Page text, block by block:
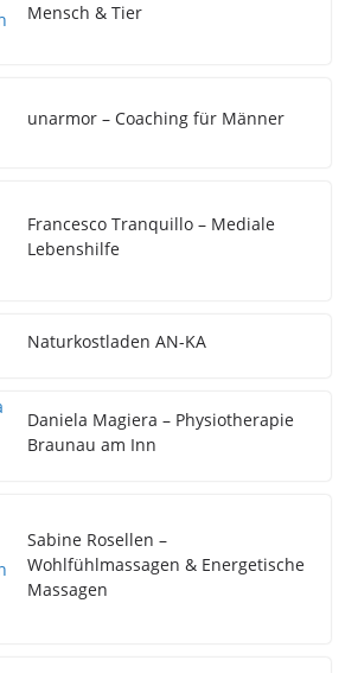
Mensch & Tier
unarmor – Coaching für Männer
Francesco Tranquillo – Mediale
Lebenshilfe
Naturkostladen AN-KA
Daniela Magiera – Physiotherapie
Braunau am Inn
Sabine Rosellen –
Wohlfühlmassagen & Energetische
Massagen